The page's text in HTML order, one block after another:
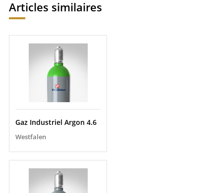
Articles similaires
Gaz Industriel Argon 4.6
Westfalen